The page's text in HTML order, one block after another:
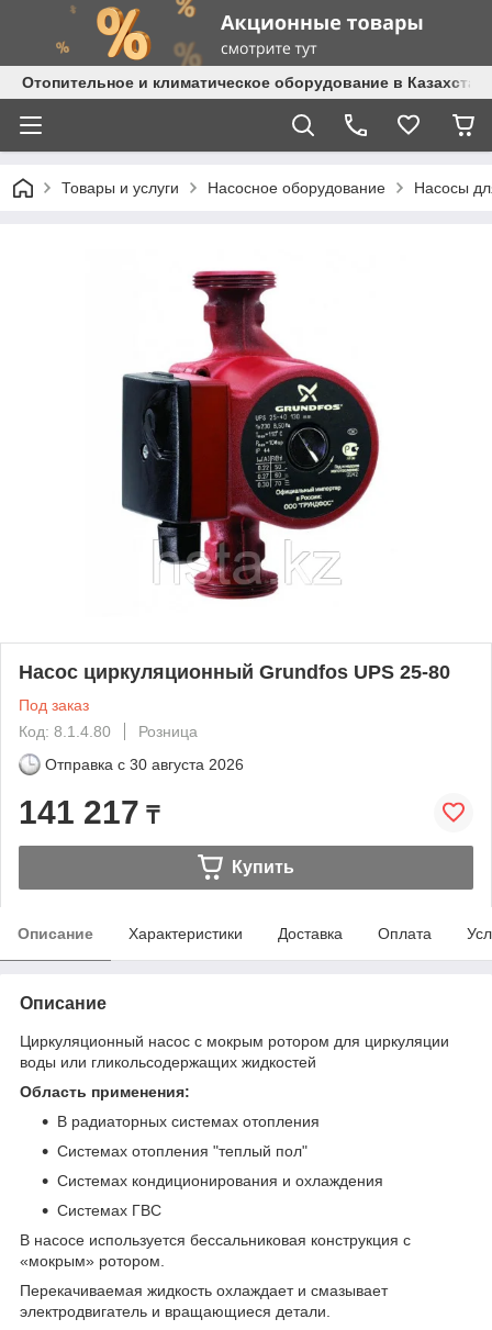
Отопительное и климатическое оборудование в
Товары и услуги Насосное оборудование Насосы
Насос циркуляционный Grundfos UPS 25-80
Под заказ
Код: 8.1.4.80
Розница
Отправка с 30 августа 2026
141 217 ₸
Купить
Описание Характеристики Доставка Оплата
Описание
Циркуляционный насос с мокрым ротором для циркуляции
воды или гликольсодержащих жидкостей
Область применения:
В радиаторных системах отопления
Системах отопления "теплый пол"
Системах кондиционирования и охлаждения
Системах ГВС
В насосе используется бессальниковая конструкция с
«мокрым» ротором.
Перекачиваемая жидкость охлаждает и смазывает
электродвигатель и вращающиеся детали.